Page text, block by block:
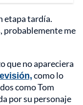
etapa tardía.
probablemente me
que no apareciera
como lo
como Tom
por su personaje